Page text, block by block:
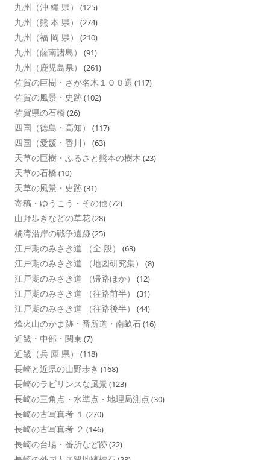
九州（沖 縄 県） (125)
九州（熊 本 県） (274)
九州（福 岡 県） (210)
九州（薩南諸島） (91)
九州（鹿児島県） (261)
佐賀の巨樹・さが名木１００選 (117)
佐賀の風景・史跡(102)
佐賀県の石橋 (26)
四国（徳島・高知） (117)
四国（愛媛・香川） (63)
天草の巨樹・ふるさと熊本の樹木 (23)
天草の石橋 (10)
天草の風景・史跡(31)
寄稿・ゆうこう・その他(72)
山野歩きなどの草花(28)
橘湾沿岸の戦争遺跡(25)
江戸期のみさき道 （全 般） (63)
江戸期のみさき道 （地図研究集） (8)
江戸期のみさき道 （帰路ほか） (12)
江戸期のみさき道 （往路前半） (31)
江戸期のみさき道 （往路後半） (44)
烽火山のかま跡・番所道・南畝石(16)
近畿・中部・関東 (7)
近畿（兵 庫 県） (118)
長崎と近県の山野歩き (168)
長崎のラビリンスな風景 (123)
長崎の三角点・水準点・地理局測点 (30)
長崎の古写真考 １ (270)
長崎の古写真考 ２ (146)
長崎の台場・番所など跡(22)